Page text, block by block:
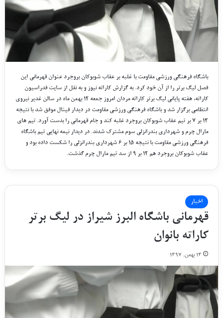
باشگاه فرهنگی ورزشی مقاومت با غلبه بر عقاب شوبوکان بروجرد عنوان قهرمانی این
فصل لیگ برتر را از آن خود کرد. به گزارش کاراته نیوز و به نقل از سایت فدراسیون
کاراته، هفته پایانی لیگ برتر کاراته مردان امروز جمعه ۱۲ بهمن ماه در سالن غدیر نیروی
انتظامی برگزار شد و باشگاه فرهنگی ورزشی مقاومت در دیدار فینال موفق شد با نتیجه
۱۳ بر ۷ بر تیم عقاب شوبوکان بروجرد غلبه کند و جام قهرمانی را بدست آورد. تیم های
مارال چرم و شهرداری بندرانزلی سوم مشترک شدند. در دیدار نیمه نهایی تیم باشگاه
فرهنگی ورزشی مقاومت با نتیجه ۱۵ بر ۶ شهرداری بندرانزلی را شکست داده بود و
عقاب شوبوکان بروجرد هم ۱۲ بر ۹ از سد تیم مارال چرم گذشت.
اخبار
قهرمانی باشگاه البرز شیراز در لیگ برتر
کاراته بانوان
۱۳ بهمن, ۱۳۹۷